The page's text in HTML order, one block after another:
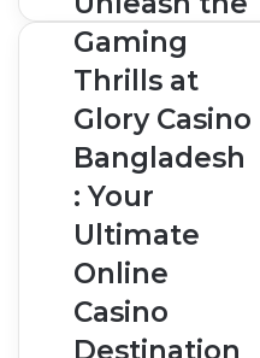
Gaming
Thrills at
Glory Casino
Bangladesh
: Your
Ultimate
Online
Casino
Destination